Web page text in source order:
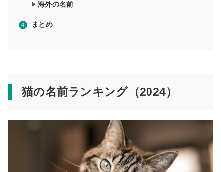
海外の名前
まとめ
猫の名前ランキング（2024）